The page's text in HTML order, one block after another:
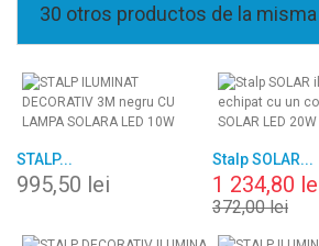
30 otros productos de la
STALP...
995,50 lei
Stalp SOLAR...
1 234,80
372,00 lei